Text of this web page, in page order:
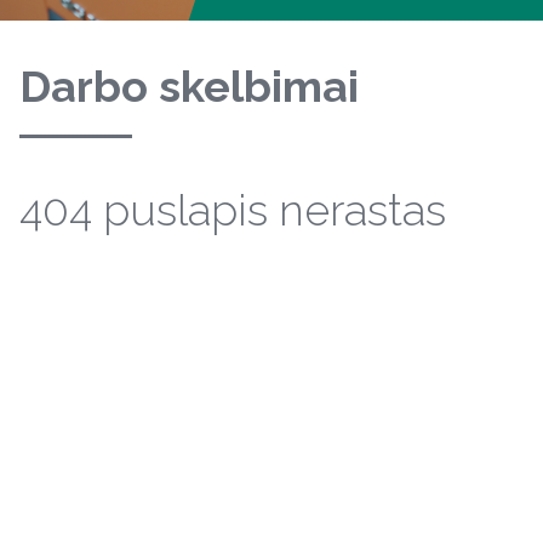
Darbo skelbimai
404 puslapis nerastas